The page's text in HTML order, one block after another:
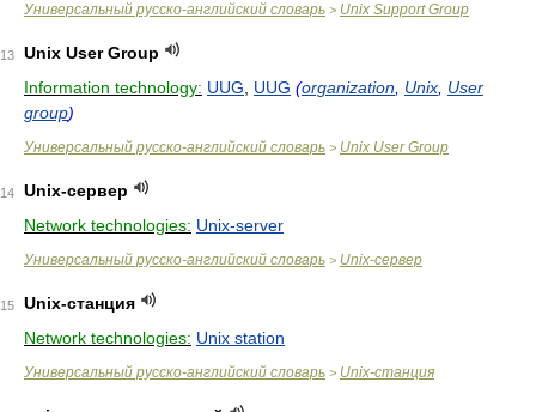
Универсальный русско-английский словарь > Unix Support Group
13
Unix User Group
Information technology: UUG UUG (organization Unix User
group)
Универсальный русско-английский словарь > Unix User Group
14
Unix-сервер
Network technologies: Unix-server
Универсальный русско-английский словарь > Unix-сервер
15
Unix-станция
Network technologies: Unix station
Универсальный русско-английский словарь > Unix-станция